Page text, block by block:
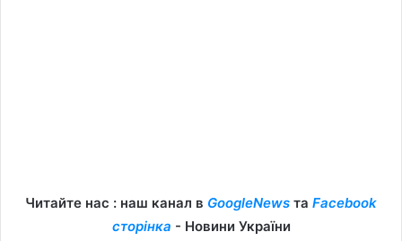
Читайте нас : наш канал в GoogleNews та Facebook
сторінка - Новини України